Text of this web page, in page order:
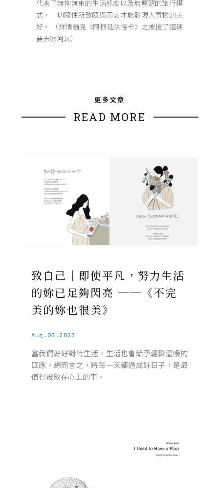
代表了無拘無束的生活態度以及無厘頭的旅行模
式，一切隨性所致隨遇而安才能發現人事物的美
好。 （詳情請見《阿根廷失憶卡》之被搶了還硬
要去冰河玩）
更多文章
READ MORE
致自己｜即使平凡，努力生活
的妳已足夠閃亮 ──《不完
美的妳也很美》
Aug.03.2023
當我們好好對待生活，生活也會給予輕鬆溫暖的
回應。總而言之，將每一天都過成好日子，是最
值得被放在心上的事。